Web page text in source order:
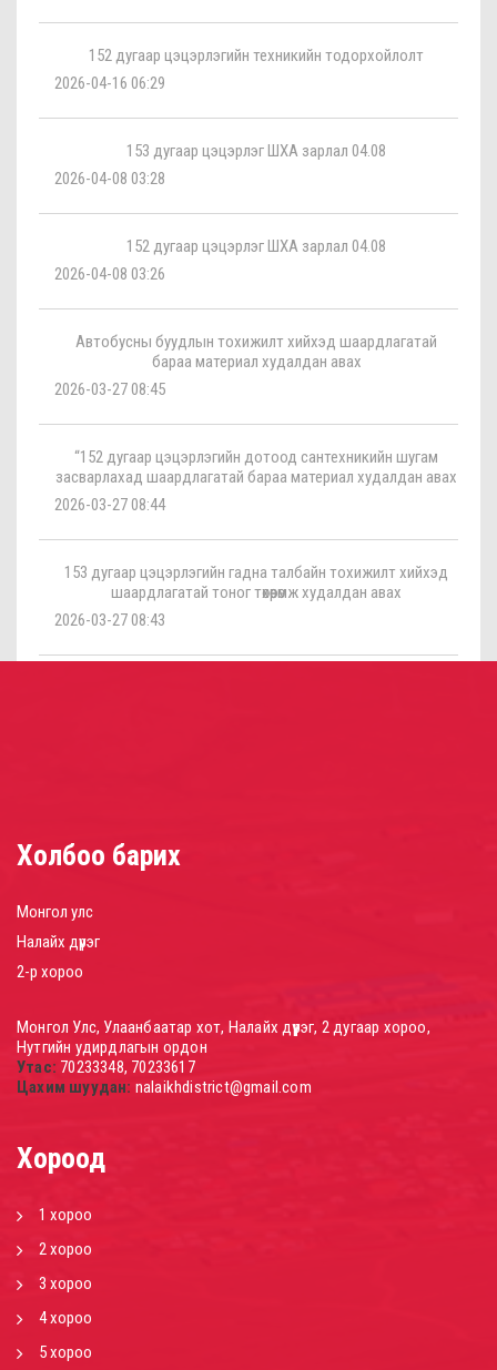
152 дугаар цэцэрлэгийн техникийн тодорхойлолт
2026-04-16 06:29
153 дугаар цэцэрлэг ШХА зарлал 04.08
2026-04-08 03:28
152 дугаар цэцэрлэг ШХА зарлал 04.08
2026-04-08 03:26
Автобусны буудлын тохижилт хийхэд шаардлагатай
бараа материал худалдан авах
2026-03-27 08:45
“152 дугаар цэцэрлэгийн дотоод сантехникийн шугам
засварлахад шаардлагатай бараа материал худалдан авах
2026-03-27 08:44
153 дугаар цэцэрлэгийн гадна талбайн тохижилт хийхэд
шаардлагатай тоног төхөөрөмж худалдан авах
2026-03-27 08:43
Холбоо барих
Монгол улс
Налайх дүүрэг
2-р хороо
Монгол Улс, Улаанбаатар хот, Налайх дүүрэг, 2 дугаар хороо,
Нутгийн удирдлагын ордон
Утас: 70233348, 70233617
Цахим шуудан: nalaikhdistrict@gmail.com
Хороод
1 хороо
2 хороо
3 хороо
4 хороо
5 хороо